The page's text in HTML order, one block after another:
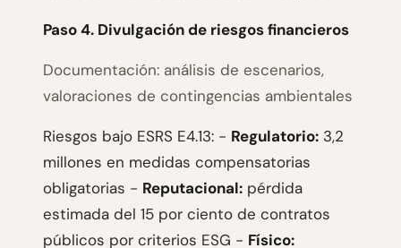
Paso 4. Divulgación de riesgos financieros
Documentación: análisis de escenarios,
valoraciones de contingencias ambientales
Riesgos bajo ESRS E4.13: - Regulatorio: 3,2
millones en medidas compensatorias
obligatorias - Reputacional: pérdida
estimada del 15 por ciento de contratos
públicos por criterios ESG - Físico: